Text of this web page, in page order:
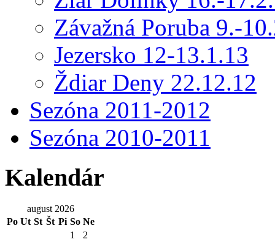
Závažná Poruba 9.-
Jezersko 12-13.1.13
Ždiar Deny 22.12.12
Sezóna 2011-2012
Sezóna 2010-2011
Kalendár
august 2026
Po Ut St Št Pi So Ne
1
2